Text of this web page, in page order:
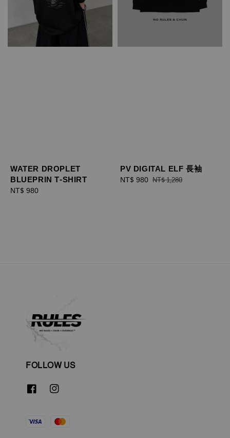
WATER DROPLET
BLUEPRIN T-SHIRT
Regular
NT$ 980
PV DIGITAL ELF 長袖
Sale
NT$ 980 Regular
NT$ 1,280
FOLLOW US